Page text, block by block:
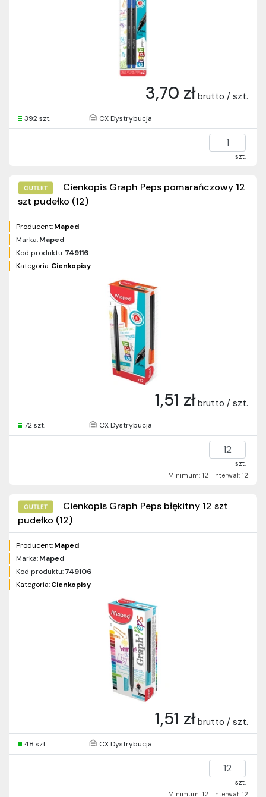
3,70 zł brutto / szt.
392 szt. CX Dystrybucja
szt.
Cienkopis Graph Peps pomarańczowy 12
szt pudełko (12)
Producent:Maped
Marka:Maped
Kod produktu:749116
Kategoria:Cienkopisy
1,51 zł brutto / szt.
72 szt. CX Dystrybucja
szt.
Minimum: 12
Interwał: 12
Cienkopis Graph Peps błękitny 12 szt
pudełko (12)
Producent:Maped
Marka:Maped
Kod produktu:749106
Kategoria:Cienkopisy
1,51 zł brutto / szt.
48 szt. CX Dystrybucja
szt.
Minimum: 12
Interwał: 12